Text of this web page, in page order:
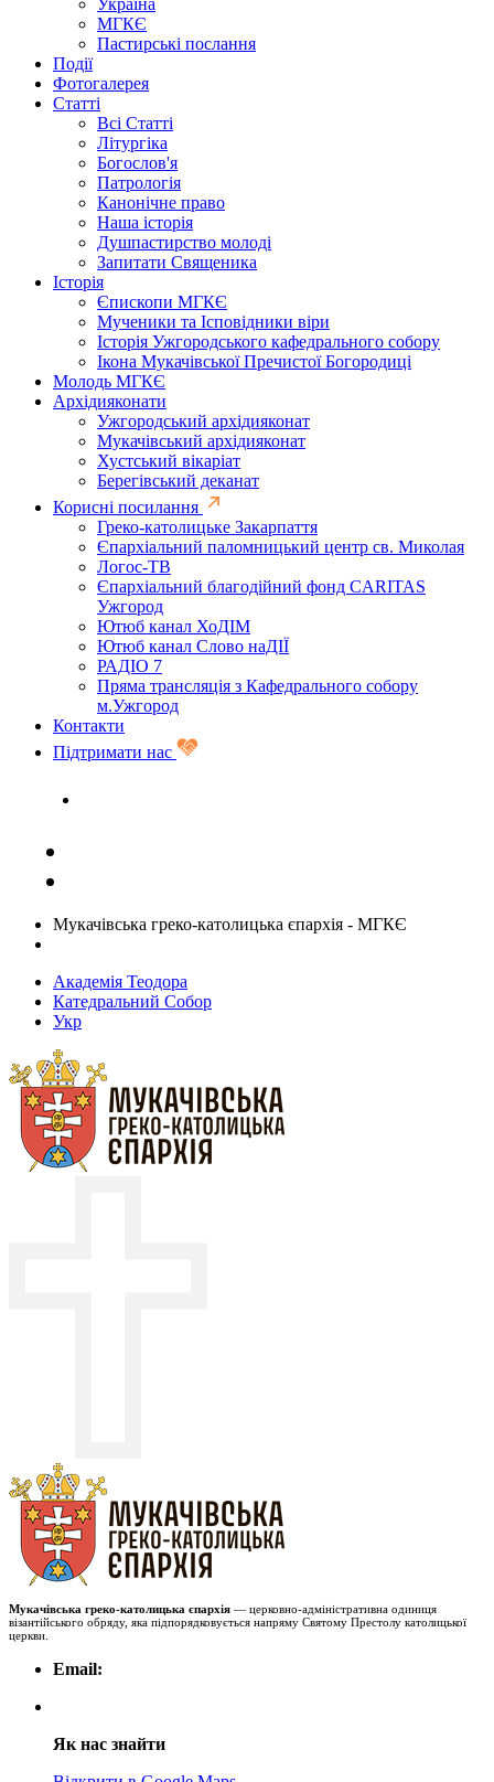
МГКЄ
Пастирські послання
Події
Фотогалерея
Статті
Всі Статті
Літургіка
Богослов'я
Патрологія
Канонічне право
Наша історія
Душпастирство молоді
Запитати Священика
Історія
Єпископи МГКЄ
Мученики та Ісповідники віри
Історія Ужгородського кафедрального собору
Ікона Мукачівської Пречистої Богородиці
Молодь МГКЄ
Архідияконати
Ужгородський архідияконат
Мукачівський архідияконат
Хустський вікаріат
Берегівський деканат
Корисні посилання
Греко-католицьке Закарпаття
Єпархіальний паломницький центр св. Миколая
Логос-ТВ
Єпархіальний благодійний фонд CARITAS
Ужгород
Ютюб канал ХоДІМ
Ютюб канал Слово наДІЇ
РАДІО 7
Пряма трансляція з Кафедрального собору
м.Ужгород
Контакти
Підтримати нас
Мукачівська греко-католицька єпархія - МГКЄ
Академія Теодора
Катедральний Собор
Укр
Мукачівська греко-католицька єпархія — церковно-адміністративна одиниця
візантійського обряду, яка підпорядковується напряму Святому Престолу католицької
церкви.
Email:
Як нас знайти